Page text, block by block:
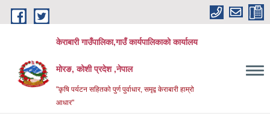
Skip to main content
केराबारी गाउँपालिका,गाउँ कार्यपालिकाको कार्यालय
मोरङ, कोशी प्रदेश ,नेपाल
"कृषि पर्यटन सहितको पुर्ण पुर्वाधार, समृद्व केराबारी हाम्रो
आधार"